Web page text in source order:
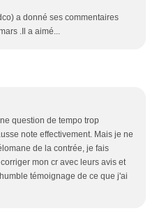
a donné ses commentaires
.Il a aimé...
question de tempo trop
note effectivement. Mais je ne
de la contrée, je fais
mon cr avec leurs avis et
témoignage de ce que j'ai